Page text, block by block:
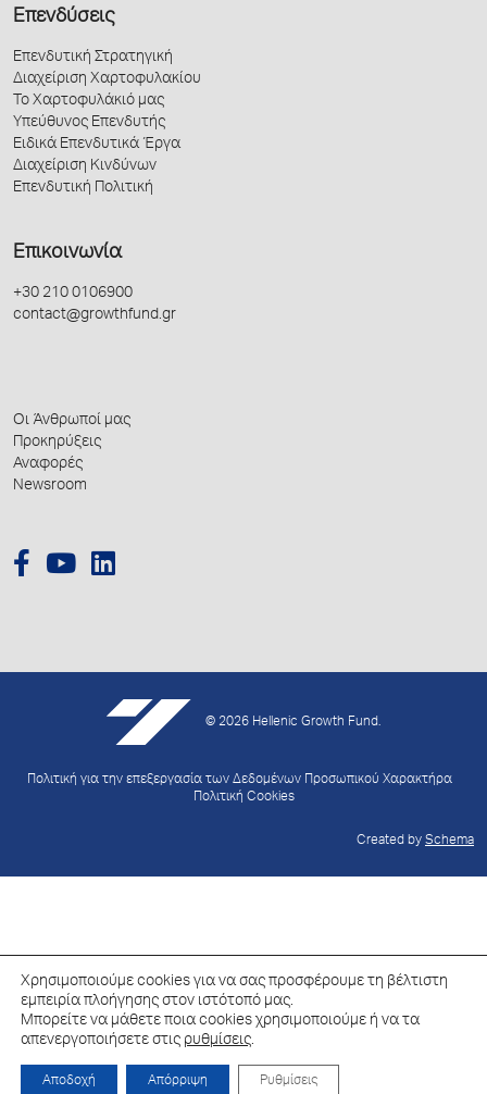
Επενδύσεις
Επενδυτική Στρατηγική
Διαχείριση Χαρτοφυλακίου
Το Χαρτοφυλάκιό μας
Υπεύθυνος Επενδυτής
Ειδικά Επενδυτικά Έργα
Διαχείριση Κινδύνων
Επενδυτική Πολιτική
Επικοινωνία
+30 210 0106900
contact@growthfund.gr
Οι Άνθρωποί μας
Προκηρύξεις
Αναφορές
Newsroom
© 2026 Hellenic Growth Fund.
Πολιτική για την επεξεργασία των Δεδομένων Προσωπικού Χαρακτήρα
Πολιτική Cookies
Created by Schema
Χρησιμοποιούμε cookies για να σας προσφέρουμε τη βέλτιστη
εμπειρία πλοήγησης στον ιστότοπό μας.
Μπορείτε να μάθετε ποια cookies χρησιμοποιούμε ή να τα
απενεργοποιήσετε στις ρυθμίσεις.
Αποδοχή Απόρριψη Ρυθμίσεις